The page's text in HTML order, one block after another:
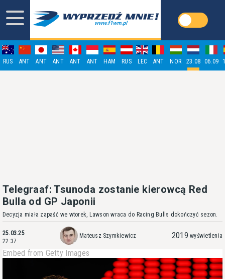
RUS ANT ANT ANT ANT ANT HAM RUS LEC ANT NOR 23.08 06.09
Telegraaf: Tsunoda zostanie kierowcą Red
Bulla od GP Japonii
Decyzja miała zapaść we wtorek, Lawson wraca do Racing Bulls dokończyć sezon.
25.03.25
22:37
Mateusz Szymkiewicz 2019 wyświetlenia
Embed from Getty Images